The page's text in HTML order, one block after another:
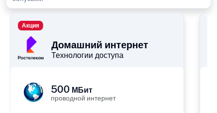
Домашний интернет
Технологии доступа
Акция
500 МБит
проводной интернет